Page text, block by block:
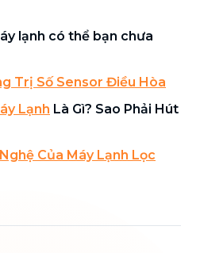
lạnh có thể bạn chưa
Trị Số Sensor Điều Hòa
Lạnh Là Gì? Sao Phải Hút
Của Máy Lạnh Lọc